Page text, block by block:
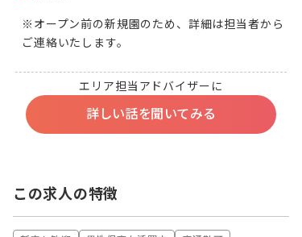
※オープン前の新規園のため、詳細は担当者から
ご連絡いたします。
エリア担当アドバイザーに
詳しい話を聞いてみる
この求人の特徴